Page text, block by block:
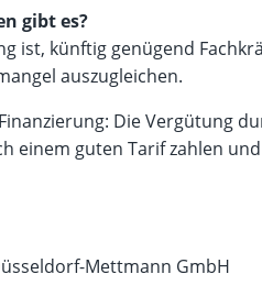
gibt es?
ist, künftig genügend
auszugleichen.
Die Vergütung
einem guten Tarif zahlen
Mettmann GmbH